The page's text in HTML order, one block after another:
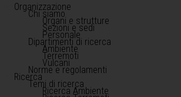
Organizzazione
Chi siamo
Organi e strutture
Sezioni e sedi
Personale
Dipartimenti di ricerca
Ambiente
Terremoti
Vulcani
Norme e regolamenti
Ricerca
Temi di ricerca
Ricerca Ambiente